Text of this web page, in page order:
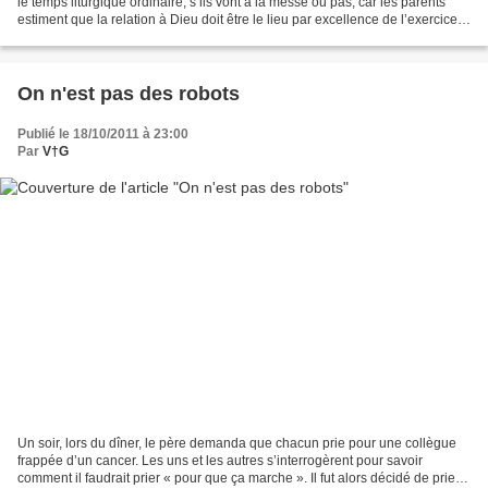
estiment que la relation à Dieu doit être le lieu par excellence de l’exercice
On n'est pas des robots
Publié le 18/10/2011 à 23:00
Par V†G
Un soir, lors du dîner, le père demanda que chacun prie pour une collègue
frappée d’un cancer. Les uns et les autres s’interrogèrent pour savoir
comment il faudrait prier « pour que ça marche ». Il fut alors décidé de prier